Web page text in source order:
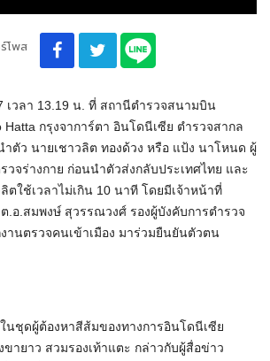
โพส
เวลา 13.19 น. ที่ สถานีตำรวจสนามบิน
Hatta กรุงจาการ์ตา อินโดนีเซีย ตำรวจสากล
ำตัว นายเชาวลิต ทองด้วง หรือ แป้ง นาโหนด ผู้
วจร่างกาย ก่อนนำตัวส่งกลับประเทศไทย และ
ใช้เวลาไม่เกิน 10 นาที โดยมีเจ้าหน้าที่
.อ.สมพงษ์ สุวรรณวงศ์ รองผู้บังคับการตำรวจ
านตรวจคนเข้าเมือง มาร่วมยืนยันตัวตน
นชุดผู้ต้องหาสีส้มของทางการอินโดนีเซีย
ขายาว สวมรองเท้าแตะ กล่าวกับผู้สื่อข่าว